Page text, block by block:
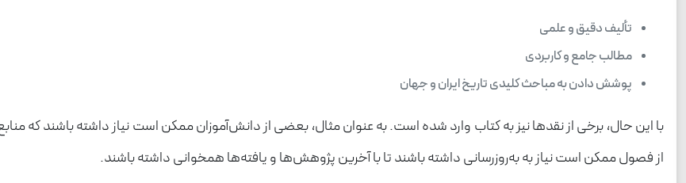
تألیف دقیق و علمی
مطالب جامع و کاربردی
پوشش دادن به مباحث کلیدی تاریخ ایران و جهان
با این حال، برخی از نقدها نیز به کتاب وارد شده است. به عنوان مثال، بعضی از دانش‌آموزان ممکن است نیاز داشته باشند که
از فصول ممکن است نیاز به به‌روزرسانی داشته باشند تا با آخرین پژوهش‌ها و یافته‌ها همخوانی داشته باشند.